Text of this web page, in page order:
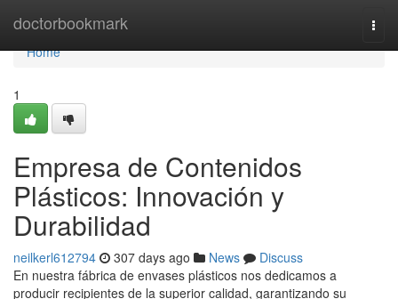
doctorbookmark
Home
Home
1
Empresa de Contenidos
Plásticos: Innovación y
Durabilidad
neilkerl612794 307 days ago News
Discuss
En nuestra fábrica de envases plásticos nos dedicamos a
producir recipientes de la superior calidad, garantizando su